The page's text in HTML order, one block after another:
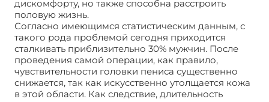
дискомфорту, но также способна расстроить
половую жизнь.
Согласно имеющимся статистическим данным, с
такого рода проблемой сегодня приходится
сталкивать приблизительно 30% мужчин. После
проведения самой операции, как правило,
чувствительности головки пениса существенно
снижается, так как искусственно утолщается кожа
в этой области. Как следствие, длительность